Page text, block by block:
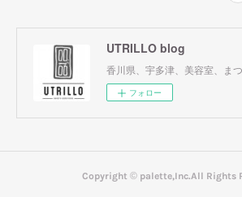
(9)
(18)
(18)
(23)
(21)
(24)
(14)
(14)
(13)
(7)
(14)
(19)
(20)
UTRILLO blog
香川県、宇多津、美容室、ま
フォロー
Copyright ©︎ palette,Inc.All Rights